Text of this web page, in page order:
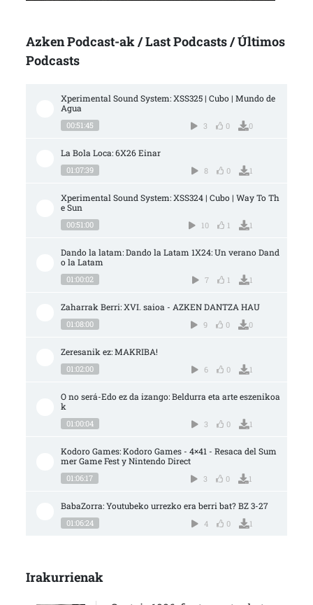
Azken Podcast-ak / Last Podcasts / Últimos
Podcasts
Xperimental Sound System: XSS325 | Cubo | Mundo de
Agua
00:51:45 3 0 0
La Bola Loca: 6X26 Einar
01:07:39 8 0 1
Xperimental Sound System: XSS324 | Cubo | Way To Th
e Sun
00:51:00 10 1 1
Dando la latam: Dando la Latam 1X24: Un verano Dand
o la Latam
01:00:02 7 1 1
Zaharrak Berri: XVI. saioa - AZKEN DANTZA HAU
01:08:00 9 0 0
Zeresanik ez: MAKRIBA!
01:02:00 6 0 1
O no será-Edo ez da izango: Beldurra eta arte eszenikoa
k
01:00:04 3 0 1
Kodoro Games: Kodoro Games - 4×41 - Resaca del Sum
mer Game Fest y Nintendo Direct
01:06:17 3 0 1
BabaZorra: Youtubeko urrezko era berri bat? BZ 3-27
01:06:24 4 0 1
Irakurrienak